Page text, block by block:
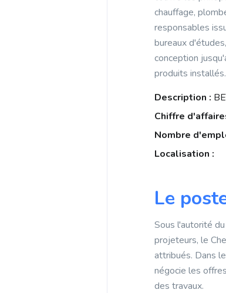
chauffage,
responsables
bureaux
conception
produits installés.
Description :
Chiffre
Nombre
Localisation :
Le
Sous l'autorité
projeteurs, le
attribués. Dans
négocie les
des travaux.